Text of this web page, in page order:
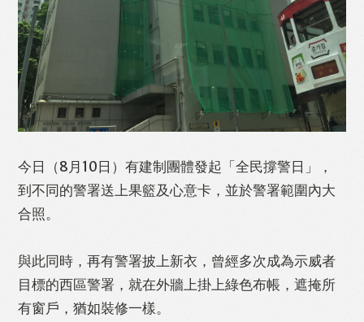
WhatsApp Email Print
今日（8月10日）有建制團體發起「全民撐警日」，
到不同的警署送上果籃及心意卡，並於警署範圍內大
合照。
與此同時，再有警署披上新衣，曾經多次成為示威者
目標的西區警署，就在外牆上掛上綠色布帳，遮掩所
有窗戶，猶如裝修一樣。